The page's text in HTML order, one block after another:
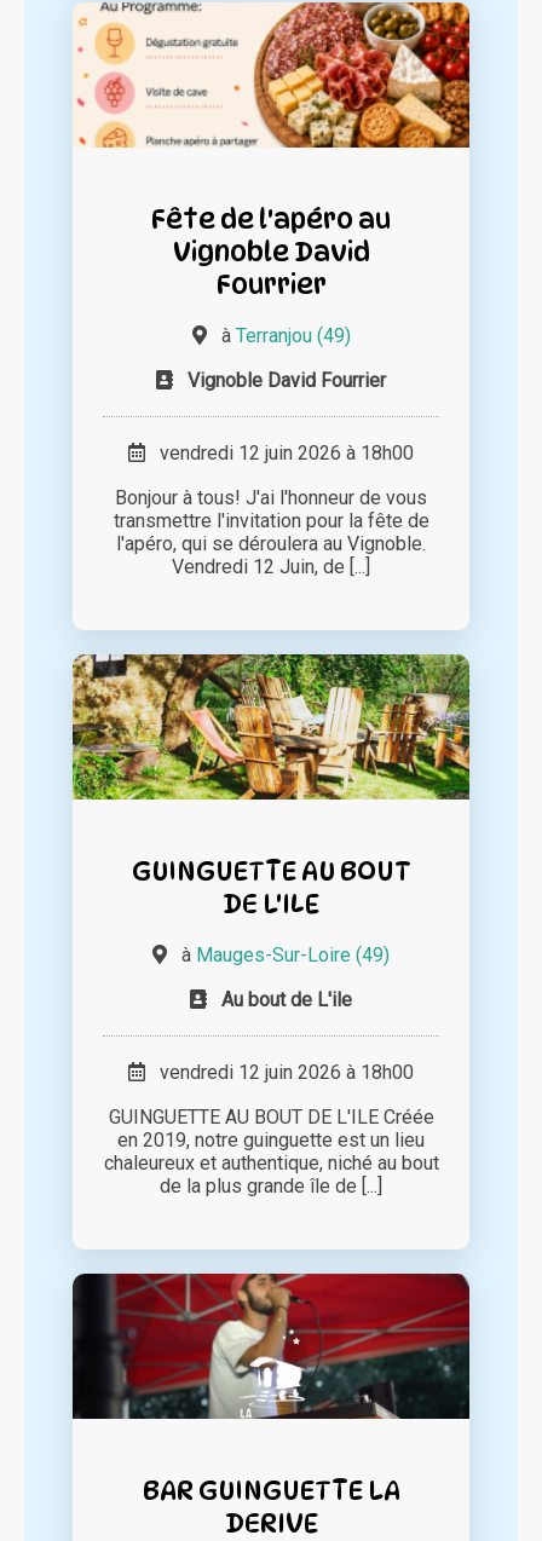
Fête de l'apéro au
Vignoble David
Fourrier
à Terranjou (49)
Vignoble David Fourrier
vendredi 12 juin 2026 à 18h00
Bonjour à tous! J'ai l'honneur de vous
transmettre l'invitation pour la fête de
l'apéro, qui se déroulera au Vignoble.
Vendredi 12 Juin, de [...]
GUINGUETTE AU BOUT
DE L'ILE
à Mauges-Sur-Loire (49)
Au bout de L'ile
vendredi 12 juin 2026 à 18h00
GUINGUETTE AU BOUT DE L'ILE Créée
en 2019, notre guinguette est un lieu
chaleureux et authentique, niché au bout
de la plus grande île de [...]
BAR GUINGUETTE LA
DERIVE